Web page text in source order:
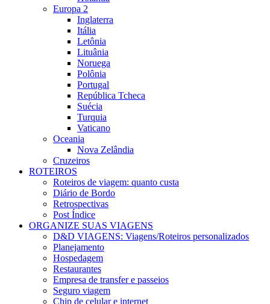
Europa 2
Inglaterra
Itália
Letônia
Lituânia
Noruega
Polônia
Portugal
República Tcheca
Suécia
Turquia
Vaticano
Oceania
Nova Zelândia
Cruzeiros
ROTEIROS
Roteiros de viagem: quanto custa
Diário de Bordo
Retrospectivas
Post Índice
ORGANIZE SUAS VIAGENS
D&D VIAGENS: Viagens/Roteiros personalizados
Planejamento
Hospedagem
Restaurantes
Empresa de transfer e passeios
Seguro viagem
Chip de celular e internet